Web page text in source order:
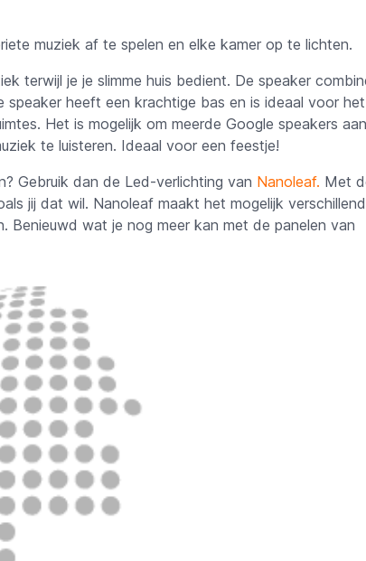
muziek af te spelen en elke kamer op te lichten.
terwijl je je slimme huis bedient. De speaker
heeft een krachtige bas en is ideaal voor het
Het is mogelijk om meerde Google speakers aan
te luisteren. Ideaal voor een feestje!
Gebruik dan de Led-verlichting van Nanoleaf. Met
jij dat wil. Nanoleaf maakt het mogelijk
Benieuwd wat je nog meer kan met de panelen van